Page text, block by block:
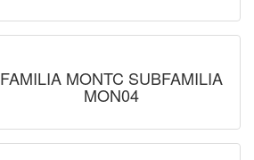
FAMILIA MONTC SUBFAMILIA
MON04